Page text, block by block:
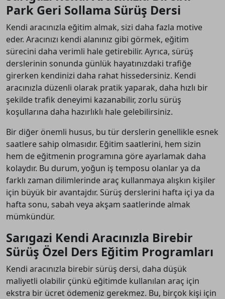
Park Geri Sollama Sürüş Dersi
Kendi aracınızla eğitim almak, sizi daha fazla motive
eder. Aracınızı kendi alanınız gibi görmek, eğitim
sürecini daha verimli hale getirebilir. Ayrıca, sürüş
derslerinin sonunda günlük hayatınızdaki trafiğe
girerken kendinizi daha rahat hissedersiniz. Kendi
aracınızla düzenli olarak pratik yaparak, daha hızlı bir
şekilde trafik deneyimi kazanabilir, zorlu sürüş
koşullarına daha hazırlıklı hale gelebilirsiniz.
Bir diğer önemli husus, bu tür derslerin genellikle esnek
saatlere sahip olmasıdır. Eğitim saatlerini, hem sizin
hem de eğitmenin programına göre ayarlamak daha
kolaydır. Bu durum, yoğun iş temposu olanlar ya da
farklı zaman dilimlerinde araç kullanmaya alışkın kişiler
için büyük bir avantajdır. Sürüş derslerini hafta içi ya da
hafta sonu, sabah veya akşam saatlerinde almak
mümkündür.
Sarıgazi Kendi Aracınızla Birebir
Sürüş Özel Ders Eğitim Programları
Kendi aracınızla birebir sürüş dersi, daha düşük
maliyetli olabilir çünkü eğitimde kullanılan araç için
ekstra bir ücret ödemeniz gerekmez. Bu, birçok kişi için